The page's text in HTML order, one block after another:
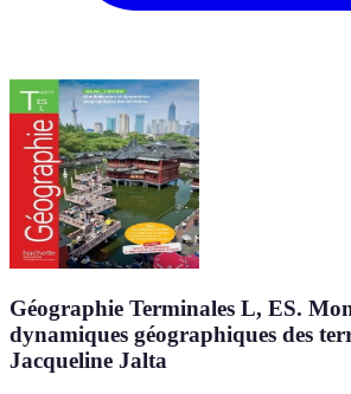
Géographie Terminales L, ES.
dynamiques géographiques des
Jacqueline Jalta